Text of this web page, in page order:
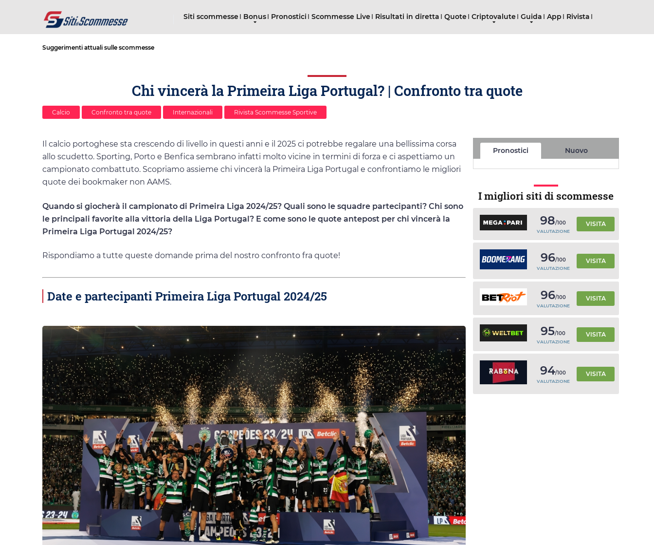
Siti scommesse Bonus Pronostici Scommesse Live Risultati in diretta Quote Criptovalute Guida App Rivista
Suggerimenti attuali sulle scommesse
Chi vincerà la Primeira Liga Portugal? | Confronto tra quote
Calcio Confronto tra quote Internazionali Rivista Scommesse Sportive
Il calcio portoghese sta crescendo di livello in questi anni e il 2025 ci potrebbe regalare una bellissima corsa
allo scudetto. Sporting, Porto e Benfica sembrano infatti molto vicine in termini di forza e ci aspettiamo un
campionato combattuto. Scopriamo assieme chi vincerà la Primeira Liga Portugal e confrontiamo le migliori
quote dei bookmaker non AAMS.
Quando si giocherà il campionato di Primeira Liga 2024/25? Quali sono le squadre partecipanti? Chi sono
le principali favorite alla vittoria della Liga Portugal? E come sono le quote antepost per chi vincerà la
Primeira Liga Portugal 2024/25?
Rispondiamo a tutte queste domande prima del nostro confronto fra quote!
Date e partecipanti Primeira Liga Portugal 2024/25
Pronostici Nuovo
I migliori siti di scommesse
98/100
VALUTAZIONE
VISITA
96/100
VALUTAZIONE
VISITA
96/100
VALUTAZIONE
VISITA
95/100
VALUTAZIONE
VISITA
94/100
VALUTAZIONE
VISITA